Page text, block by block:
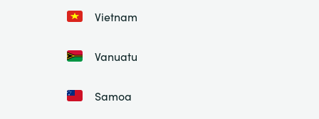
Vietnam
Vanuatu
Samoa